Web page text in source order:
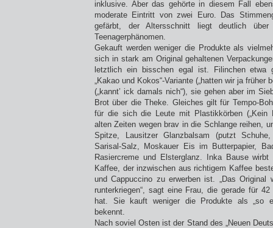
inklusive. Aber das gehörte in diesem Fall
moderate Eintritt von zwei Euro. Das
gefärbt, der Altersschnitt liegt deutlich
Teenagerphänomen.
Gekauft werden weniger die Produkte als
sich in stark am Original gehaltenen
letztlich ein bisschen egal ist. Filinchen etwa
„Kakao und Kokos“-Variante („hatten wir ja früher
(„kannt’ ick damals nich“), sie gehen aber im
Brot über die Theke. Gleiches gilt für Tempo-
für die sich die Leute mit Plastikkörben („Kein
alten Zeiten wegen brav in die Schlange reihen,
Spitze, Lausitzer Glanzbalsam (putzt
Sarisal-Salz, Moskauer Eis im Butterpapier,
Rasiercreme und Elsterglanz. Inka Bause
Kaffee, der inzwischen aus richtigem Kaffee
und Cappuccino zu erwerben ist. „Das Original
runterkriegen“, sagt eine Frau, die gerade für
hat. Sie kauft weniger die Produkte als „so
bekennt.
Nach soviel Osten ist der Stand des „Neuen